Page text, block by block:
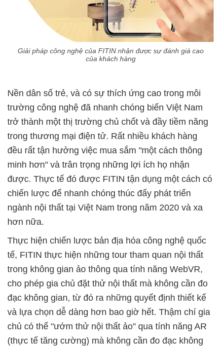
Giải pháp công nghệ của FITIN nhận được sự đánh giá cao
của khách hàng
Nền dân số trẻ, và có sự thích ứng cao trong môi
trường công nghệ đã nhanh chóng biến Việt Nam
trở thành một thị trường chủ chốt và đầy tiềm năng
trong thương mại điện tử. Rất nhiều khách hàng
đều rất tận hưởng việc mua sắm "một cách thông
minh hơn" và trân trọng những lợi ích họ nhận
được. Thực tế đó được FITIN tận dụng một cách có
chiến lược để nhanh chóng thúc đẩy phát triển
ngành nội thất tại Việt Nam trong năm 2020 và xa
hơn nữa.
Thực hiện chiến lược bản địa hóa công nghệ quốc
tế, FITIN thực hiện những tour tham quan nội thất
trong không gian ảo thông qua tính năng WebVR,
cho phép gia chủ đặt thử nội thất mà không cần đo
đạc không gian, từ đó ra những quyết định thiết kế
và lựa chọn dễ dàng hơn bao giờ hết. Thậm chí gia
chủ có thể "ướm thử nội thất ảo" qua tính năng AR
(thực tế tăng cường) mà không cần đo đạc không